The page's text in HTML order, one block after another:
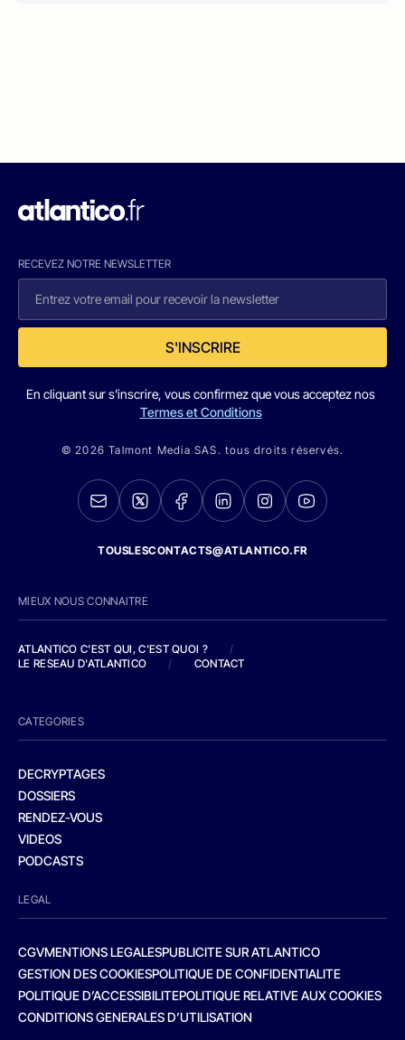
RECEVEZ NOTRE NEWSLETTER
S'INSCRIRE
En cliquant sur s'inscrire, vous confirmez que vous acceptez nos
Termes et Conditions
© 2026 Talmont Media SAS. tous droits réservés.
TOUSLESCONTACTS@ATLANTICO.FR
MIEUX NOUS CONNAITRE
ATLANTICO C'EST QUI, C'EST QUOI ?
/
LE RESEAU D'ATLANTICO
/ CONTACT
CATEGORIES
DECRYPTAGES
DOSSIERS
RENDEZ-VOUS
VIDEOS
PODCASTS
LEGAL
CGVMENTIONS LEGALESPUBLICITE SUR ATLANTICO
GESTION DES COOKIESPOLITIQUE DE CONFIDENTIALITE
POLITIQUE D’ACCESSIBILITEPOLITIQUE RELATIVE AUX COOKIES
CONDITIONS GENERALES D’UTILISATION